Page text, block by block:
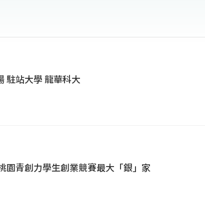
駐站大學 龍華科大
園青創力學生創業競賽最大「銀」家